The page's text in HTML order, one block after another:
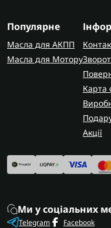
Популярне
Масла для АКПП
Масла для Мотору
Карта
Акції
Ми у соціальних
Telegram
Facebook